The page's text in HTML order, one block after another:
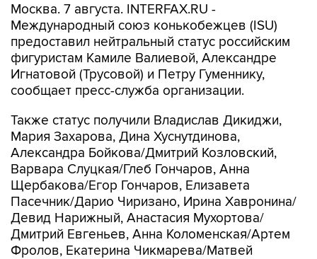
Москва. 7 августа. INTERFAX.RU -
Международный союз конькобежцев (ISU)
предоставил нейтральный статус российским
фигуристам Камиле Валиевой, Александре
Игнатовой (Трусовой) и Петру Гуменнику,
сообщает пресс-служба организации.
Также статус получили Владислав Дикиджи,
Мария Захарова, Дина Хуснутдинова,
Александра Бойкова/Дмитрий Козловский,
Варвара Слуцкая/Глеб Гончаров, Анна
Щербакова/Егор Гончаров, Елизавета
Пасечник/Дарио Чиризано, Ирина Хавронина/
Девид Нарижный, Анастасия Мухортова/
Дмитрий Евгеньев, Анна Коломенская/Артем
Фролов, Екатерина Чикмарева/Матвей